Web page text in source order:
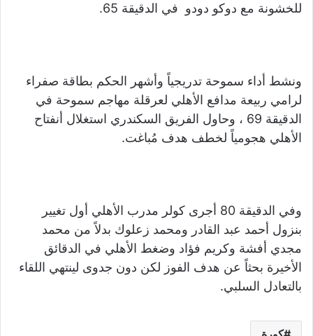
للخشونة مع دوكو دودو في الدقيقة 65.
ونشط أداء سموحة تدريجياً وأشهر الحكم بطاقة صفراء
لرامي ربيعة مدافع الأهلي لعرقلة مهاجم سموحة في
الدقيقة 69 ، وحاول الفريق السكندري استغلال أنفتاح
الأهلي هجومياً لخطف هدف مُباغت.
وفي الدقيقة 80 أجرى كولر مدرب الأهلي أول تغيير
بنزول أحمد عبد القادر ومحمد زعلوك بدلاً من محمد
مجدي أفشة وكريم فؤاد وضغط الأهلي في الدقائق
الأخيرة بحثاً عن هدف الفوز لكن دون جدوى لينتهي اللقاء
بالتعادل السلبي.